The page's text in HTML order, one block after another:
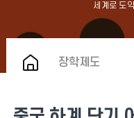
장학제도